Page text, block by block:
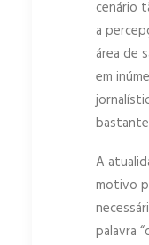
cenário
a
área de
em
A
motivo
palavra